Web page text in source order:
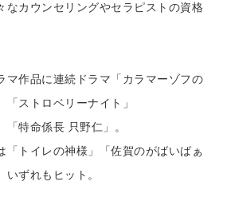
なカウンセリングやセラピストの資格
マ作品に連続ドラマ「カラマーゾフの
「ストロベリーナイト」
「特命係長 只野仁」。
「トイレの神様」「佐賀のがばいばぁ
いずれもヒット。